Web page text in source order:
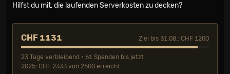
Hilfst du mit, die laufenden Serverkosten zu decken?
CHF 1131 Ziel bis 31.08.: CHF 1200
23 Tage verbleibend • 61 Spenden bis jetzt
2025: CHF 2333 von 2500 erreicht